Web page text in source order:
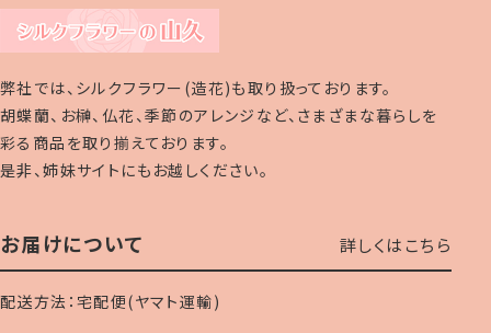
弊社では、シルクフラワー(造花)も取り扱っております。
胡蝶蘭、お榊、仏花、季節のアレンジなど、さまざまな暮らしを
彩る商品を取り揃えております。
是非、姉妹サイトにもお越しください。
お届けについて 詳しくはこちら
配送方法：宅配便(ヤマト運輸)